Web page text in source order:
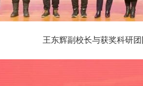
王东辉副校长与获奖科研